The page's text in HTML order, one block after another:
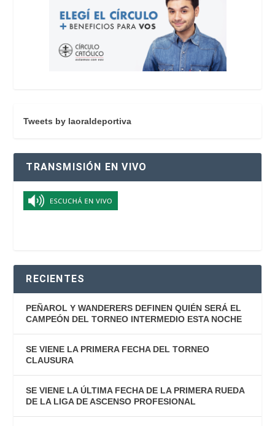
Tweets by laoraldeportiva
TRANSMISIÓN EN VIVO
RECIENTES
PEÑAROL Y WANDERERS DEFINEN QUIÉN SERÁ EL
CAMPEÓN DEL TORNEO INTERMEDIO ESTA NOCHE
SE VIENE LA PRIMERA FECHA DEL TORNEO
CLAUSURA
SE VIENE LA ÚLTIMA FECHA DE LA PRIMERA RUEDA
DE LA LIGA DE ASCENSO PROFESIONAL